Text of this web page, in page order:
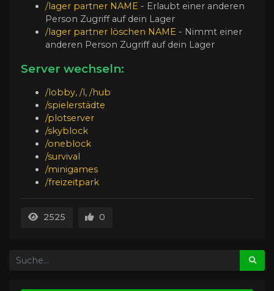
/lager partner NAME - Erlaubt einer anderen
Person Zugriff auf dein Lager
/lager partner löschen NAME - Nimmt einer
anderen Person Zugriff auf dein Lager
Server wechseln:
/lobby, /l, /hub
/spielerstädte
/plotserver
/skyblock
/oneblock
/survival
/minigames
/freizeitpark
2525 0